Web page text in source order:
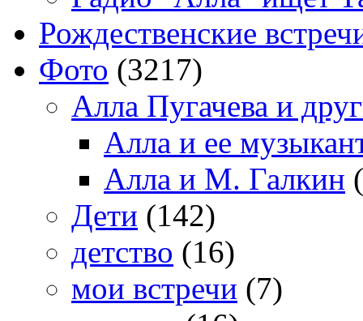
Рождественские
Фото (3217)
Алла Пугачева и
Алла и ее
Алла и М. Галкин
Дети (142)
детство (16)
мои встречи (7)